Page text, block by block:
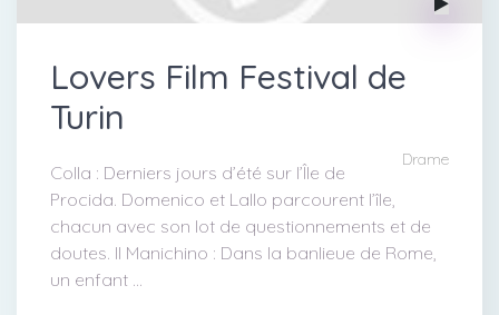
Lovers Film Festival de
Turin
Drame
Colla : Derniers jours d’été sur l’Île de
Procida. Domenico et Lallo parcourent l’île,
chacun avec son lot de questionnements et de
doutes. Il Manichino : Dans la banlieue de Rome,
un enfant ...